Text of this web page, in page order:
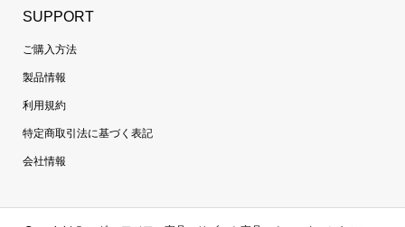
SUPPORT
ご購入方法
製品情報
利用規約
特定商取引法に基づく表記
会社情報